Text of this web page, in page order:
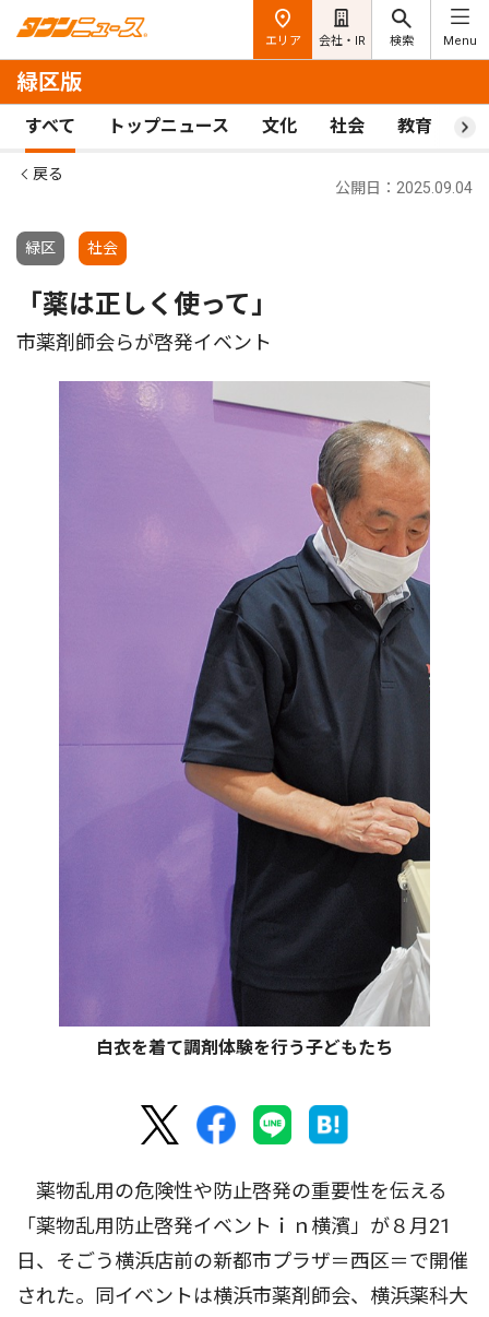
エリア 会社・IR 検索 Menu
緑区版
すべて トップニュース 文化 社会 教育 ス
戻る
緑区 社会
公開日：2025.09.04
「薬は正しく使って」
市薬剤師会らが啓発イベント
白衣を着て調剤体験を行う子どもたち
薬物乱用の危険性や防止啓発の重要性を伝える
「薬物乱用防止啓発イベントｉｎ横濱」が８月21
日、そごう横浜店前の新都市プラザ＝西区＝で開催
された。同イベントは横浜市薬剤師会、横浜薬科大